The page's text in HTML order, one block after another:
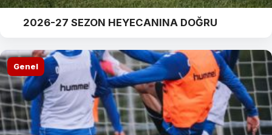
2026-27 SEZON HEYECANINA DOĞRU
Genel